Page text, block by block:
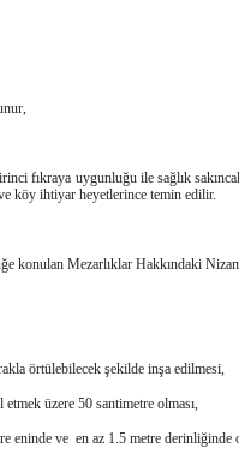
fıkraya uygunluğu ile sağlık
köy ihtiyar heyetlerince temin edilir.
konulan Mezarlıklar Hakkındaki
örtülebilecek şekilde inşa edilmesi,
üzere 50 santimetre olması,
eninde ve en az 1.5 metre derinliğinde